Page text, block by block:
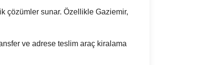
çözümler sunar. Özellikle Gaziemir,
ve adrese teslim araç kiralama